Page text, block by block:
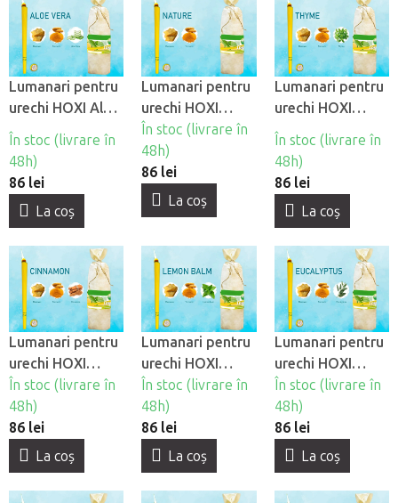
Lumanari pentru
urechi HOXI Aloe
Vera, 10 buc
În stoc (livrare în
48h)
86 lei
La coş
Lumanari pentru
urechi HOXI
Nature, 10 buc
În stoc (livrare în
48h)
86 lei
La coş
Lumanari pentru
urechi HOXI
Cimbru, 10 buc
În stoc (livrare în
48h)
86 lei
La coş
Lumanari pentru
urechi HOXI
Scortisoara, 10
buc
În stoc (livrare în
48h)
86 lei
La coş
Lumanari pentru
urechi HOXI
Honey, 10 buc
În stoc (livrare în
48h)
86 lei
La coş
Lumanari pentru
urechi HOXI
Eucalyptus, 10
buc
În stoc (livrare în
48h)
86 lei
La coş